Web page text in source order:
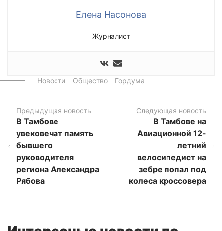
Елена Насонова
Журналист
Новости Общество Гордума
Предыдущая новость
В Тамбове
увековечат память
бывшего
руководителя
региона Александра
Рябова
Следующая новость
В Тамбове на
Авиационной 12-
летний
велосипедист на
зебре попал под
колеса кроссовера